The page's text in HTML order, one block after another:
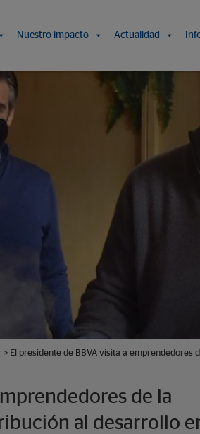
Nuestro impacto Actualidad
> El presidente de BBVA visita a emprendedores
de la
al desarrollo